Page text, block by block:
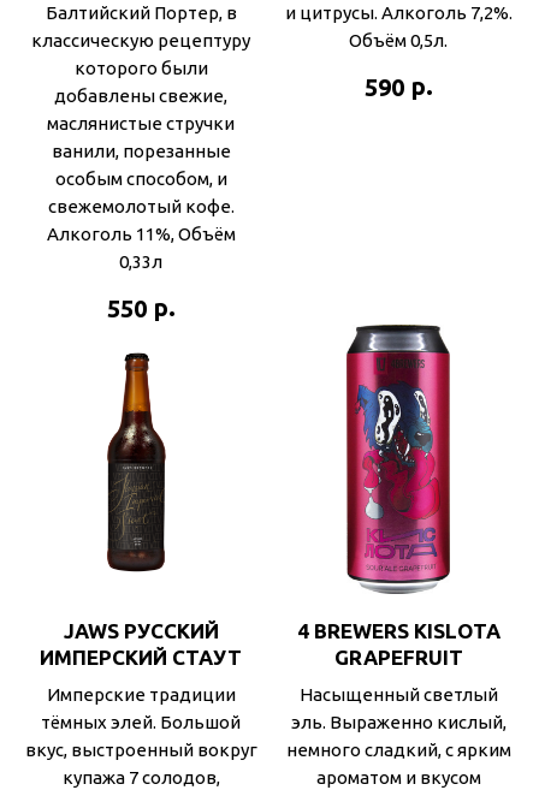
Балтийский Портер, в
классическую рецептуру
которого были
добавлены свежие,
маслянистые стручки
ванили, порезанные
особым способом, и
свежемолотый кофе.
Алкоголь 11%, Объём
0,33л
550 р.
и цитрусы. Алкоголь 7,2%.
Объём 0,5л.
590 р.
JAWS РУССКИЙ
ИМПЕРСКИЙ СТАУТ
Имперские традиции
тёмных элей. Большой
вкус, выстроенный вокруг
купажа 7 солодов,
4 BREWERS KISLOTA
GRAPEFRUIT
Насыщенный светлый
эль. Выраженно кислый,
немного сладкий, с ярким
ароматом и вкусом